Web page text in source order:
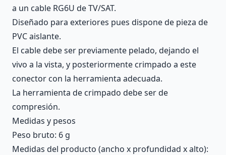
a un cable RG6U de TV/SAT.
Diseñado para exteriores pues dispone de pieza de
PVC aislante.
El cable debe ser previamente pelado, dejando el
vivo a la vista, y posteriormente crimpado a este
conector con la herramienta adecuada.
La herramienta de crimpado debe ser de
compresión.
Medidas y pesos
Peso bruto: 6 g
Medidas del producto (ancho x profundidad x alto):